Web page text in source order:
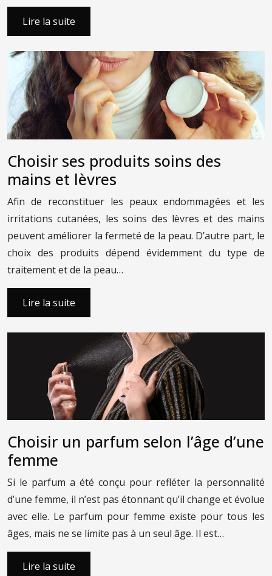
Lire la suite
Choisir ses produits soins des
mains et lèvres
Afin de reconstituer les peaux endommagées et les
irritations cutanées, les soins des lèvres et des mains
peuvent améliorer la fermeté de la peau. D’autre part, le
choix des produits dépend évidemment du type de
traitement et de la peau…
Lire la suite
Choisir un parfum selon l’âge d’une
femme
Si le parfum a été conçu pour refléter la personnalité
d’une femme, il n’est pas étonnant qu’il change et évolue
avec elle. Le parfum pour femme existe pour tous les
âges, mais ne se limite pas à un seul âge. Il est…
Lire la suite